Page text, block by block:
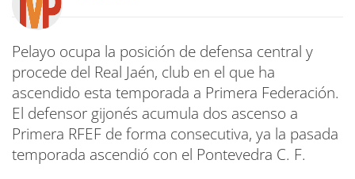
Pelayo ocupa la posición de defensa central y
procede del Real Jaén, club en el que ha
ascendido esta temporada a Primera Federación.
El defensor gijonés acumula dos ascenso a
Primera RFEF de forma consecutiva, ya la pasada
temporada ascendió con el Pontevedra C. F.